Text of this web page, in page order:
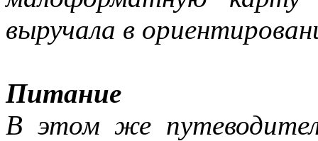
выручала в
Питание
В этом же